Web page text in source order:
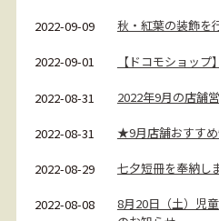
2022-09-09 秋・紅葉の装飾を
2022-09-01 【ドコモショッ
2022-08-31 2022年9月の店舗
2022-08-31 ★9月店舗おすす
2022-08-29 七夕短冊を奉納し
2022-08-08
8月20日（土）児